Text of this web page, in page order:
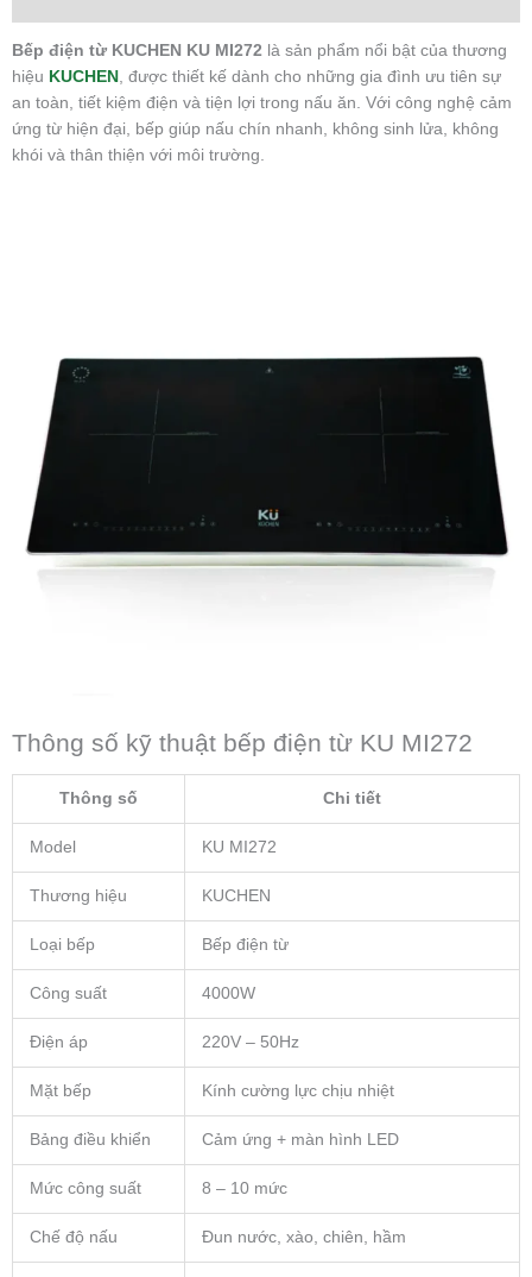
Bếp điện từ KUCHEN KU MI272 là sản phẩm nổi bật của thương
hiệu KUCHEN , được thiết kế dành cho những gia đình ưu tiên sự
an toàn, tiết kiệm điện và tiện lợi trong nấu ăn. Với công nghệ cảm
ứng từ hiện đại, bếp giúp nấu chín nhanh, không sinh lửa, không
khói và thân thiện với môi trường.
Thông số kỹ thuật bếp điện từ KU MI272
Thông số Chi tiết
Model KU MI272
Thương hiệu KUCHEN
Loại bếp Bếp điện từ
Công suất 4000W
Điện áp 220V – 50Hz
Mặt bếp Kính cường lực chịu nhiệt
Bảng điều khiển Cảm ứng + màn hình LED
Mức công suất 8 – 10 mức
Chế độ nấu Đun nước, xào, chiên, hầm